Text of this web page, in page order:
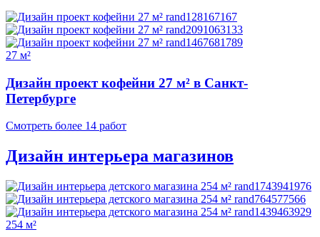
27 м²
Дизайн проект кофейни 27 м² в Санкт-
Петербурге
Смотреть более 14 работ
Дизайн интерьера магазинов
254 м²